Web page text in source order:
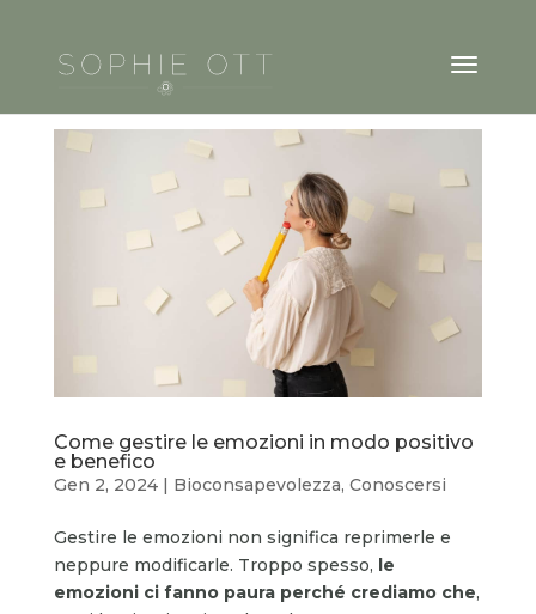
Come gestire le emozioni in modo positivo
e benefico
Gen 2, 2024| Bioconsapevolezza, Conoscersi
Gestire le emozioni non significa reprimerle e
neppure modificarle. Troppo spesso, le
emozioni ci fanno paura perché crediamo che,